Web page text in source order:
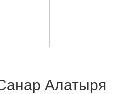
Алатыря